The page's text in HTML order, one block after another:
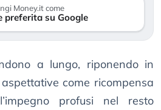
Money.it come
preferita su Google
a lungo, riponendo in
come ricompensa
profusi nel resto